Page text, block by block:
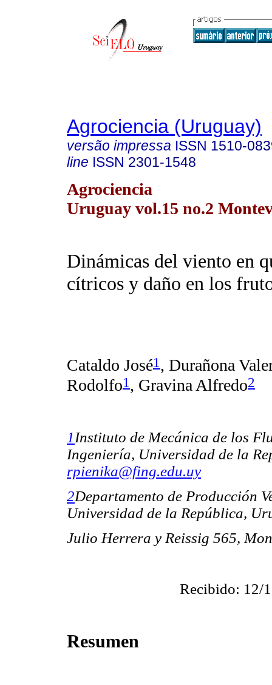
Agrociencia (Uruguay)
versão impressa ISSN 1510-
line ISSN 2301-1548
Agrociencia
Uruguay vol.15 no.2
Dinámicas del viento en
cítricos y daño en los
Cataldo José1 , Durañona
Rodolfo1, Gravina Alfredo2
1Instituto de Mecánica de los
Ingeniería, Universidad de la
rpienika@fing.edu.uy
2Departamento de Producción
Universidad de la República,
Julio Herrera y Reissig 565,
Recibido: 12/
Resumen